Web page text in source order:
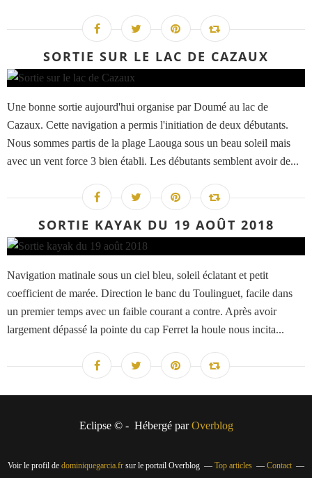
SORTIE SUR LE LAC DE CAZAUX
Une bonne sortie aujourd'hui organise par Doumé au lac de
Cazaux. Cette navigation a permis l'initiation de deux débutants.
Nous sommes partis de la plage Laouga sous un beau soleil mais
avec un vent force 3 bien établi. Les débutants semblent avoir de...
SORTIE KAYAK DU 19 AOÛT 2018
Navigation matinale sous un ciel bleu, soleil éclatant et petit
coefficient de marée. Direction le banc du Toulinguet, facile dans
un premier temps avec un faible courant a contre. Après avoir
largement dépassé la pointe du cap Ferret la houle nous incita...
Eclipse © - Hébergé parOverblog
Voir le profil de dominiquegarcia.fr sur le portail Overblog Top articles Contact